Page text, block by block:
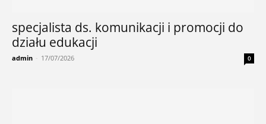
specjalista ds. komunikacji i promocji do
działu edukacji
admin - 17/07/2026 0